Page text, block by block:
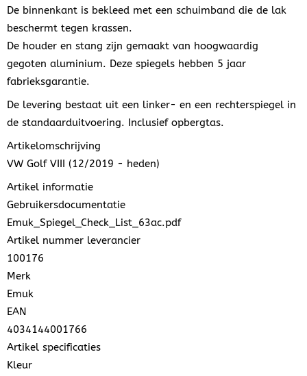
De binnenkant is bekleed met een schuimband die de lak
beschermt tegen krassen.
De houder en stang zijn gemaakt van hoogwaardig
gegoten aluminium. Deze spiegels hebben 5 jaar
fabrieksgarantie.
De levering bestaat uit een linker- en een rechterspiegel in
de standaarduitvoering. Inclusief opbergtas.
Artikelomschrijving
VW Golf VIII (12/2019 - heden)
Artikel informatie
Gebruikersdocumentatie
Emuk_Spiegel_Check_List_63ac.pdf
Artikel nummer leverancier
100176
Merk
Emuk
EAN
4034144001766
Artikel specificaties
Kleur